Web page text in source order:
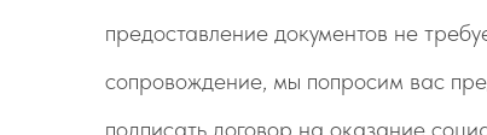
предоставление документов не
сопровождение, мы попросим вас
подписать договор на оказание